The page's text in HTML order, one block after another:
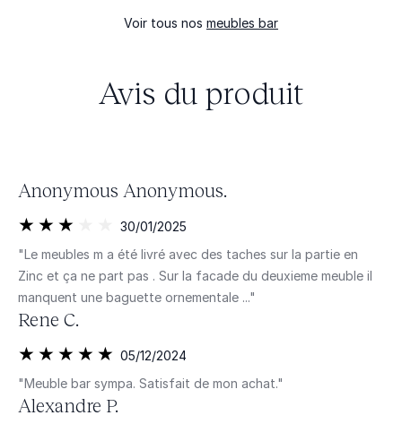
Voir tous nos meubles bar
Avis du produit
Anonymous Anonymous.
30/01/2025
"Le meubles m a été livré avec des taches sur la partie en
Zinc et ça ne part pas . Sur la facade du deuxieme meuble il
manquent une baguette ornementale ..."
Rene C.
05/12/2024
"Meuble bar sympa. Satisfait de mon achat."
Alexandre P.